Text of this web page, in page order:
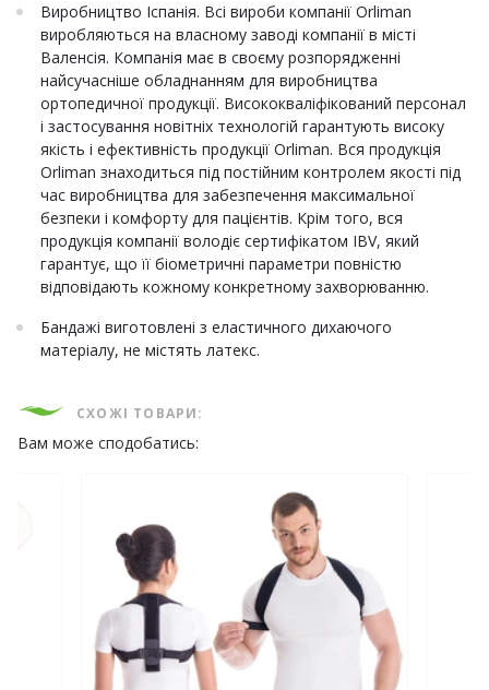
Виробництво Іспанія. Всі вироби компанії Orliman
виробляються на власному заводі компанії в місті
Валенсія. Компанія має в своєму розпорядженні
найсучасніше обладнанням для виробництва
ортопедичної продукції. Висококваліфікований персонал
і застосування новітніх технологій гарантують високу
якість і ефективність продукції Orliman. Вся продукція
Orliman знаходиться під постійним контролем якості під
час виробництва для забезпечення максимальної
безпеки і комфорту для пацієнтів. Крім того, вся
продукція компанії володіє сертифікатом IBV, який
гарантує, що її біометричні параметри повністю
відповідають кожному конкретному захворюванню.
Бандажі виготовлені з еластичного дихаючого
матеріалу, не містять латекс.
СХОЖІ ТОВАРИ:
Вам може сподобатись: